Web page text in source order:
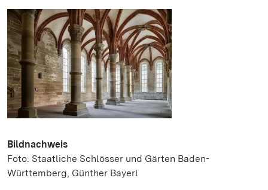
Bildnachweis
Foto: Staatliche Schlösser und Gärten Baden-
Württemberg, Günther Bayerl